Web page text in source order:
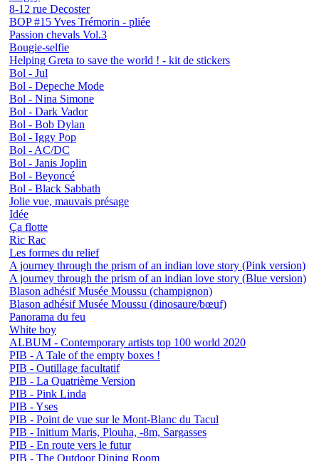
8-12 rue Decoster
BOP #15 Yves Trémorin - pliée
Passion chevals Vol.3
Bougie-selfie
Helping Greta to save the world ! - kit de stickers
Bol - Jul
Bol - Depeche Mode
Bol - Nina Simone
Bol - Dark Vador
Bol - Bob Dylan
Bol - Iggy Pop
Bol - AC/DC
Bol - Janis Joplin
Bol - Beyoncé
Bol - Black Sabbath
Jolie vue, mauvais présage
Idée
Ça flotte
Ric Rac
Les formes du relief
A journey through the prism of an indian love story (Pink version)
A journey through the prism of an indian love story (Blue version)
Blason adhésif Musée Moussu (champignon)
Blason adhésif Musée Moussu (dinosaure/bœuf)
Panorama du feu
White boy
ALBUM - Contemporary artists top 100 world 2020
PIB - A Tale of the empty boxes !
PIB - Outillage facultatif
PIB - La Quatrième Version
PIB - Pink Linda
PIB - Yses
PIB - Point de vue sur le Mont-Blanc du Tacul
PIB - Initium Maris, Plouha, -8m, Sargasses
PIB - En route vers le futur
PIB - The Outdoor Dining Room